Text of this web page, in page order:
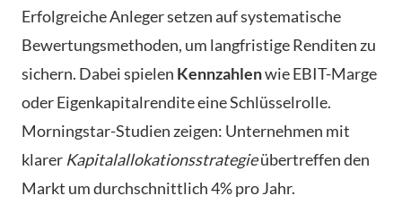
Erfolgreiche Anleger setzen auf systematische
Bewertungsmethoden, um langfristige Renditen zu
sichern. Dabei spielen Kennzahlenwie EBIT-Marge
oder Eigenkapitalrendite eine Schlüsselrolle.
Morningstar-Studien zeigen: Unternehmen mit
klarer Kapitalallokationsstrategieübertreffen den
Markt um durchschnittlich 4% pro Jahr.